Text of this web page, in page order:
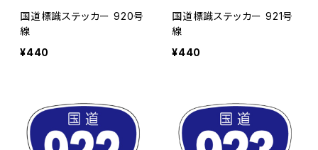
国道標識ステッカー 920号
線
¥440
国道標識ステッカー 921号
線
¥440